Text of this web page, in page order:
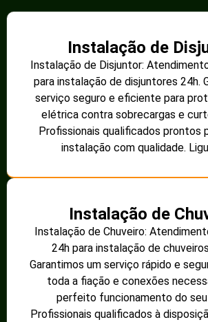
Instalação de
Instalação de Disjuntor:
para instalação de disjuntores 24h.
serviço seguro e eficiente para
elétrica contra sobrecargas e
Profissionais qualificados prontos
instalação com qualidade.
Instalação de
Instalação de Chuveiro:
24h para instalação de
Garantimos um serviço rápido e
toda a fiação e conexões
perfeito funcionamento do seu
Profissionais qualificados à